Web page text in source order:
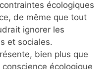
écologiques
de même que tout
ignorer les
et sociales.
bien plus que
écologique